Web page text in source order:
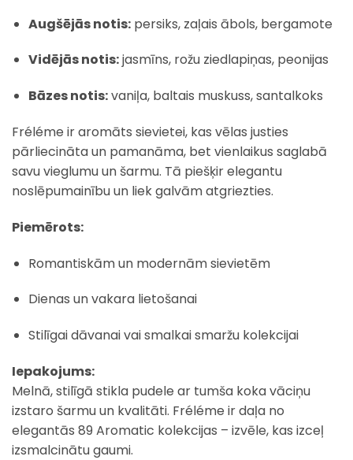
Augšējās notis:persiks, zaļais ābols, bergamote
Vidējās notis:jasmīns, rožu ziedlapiņas, peonijas
Bāzes notis:vaniļa, baltais muskuss, santalkoks
Fréléme ir aromāts sievietei, kas vēlas justies
pārliecināta un pamanāma, bet vienlaikus saglabā
savu vieglumu un šarmu. Tā piešķir elegantu
noslēpumainību un liek galvām atgriezties.
Piemērots:
Romantiskām un modernām sievietēm
Dienas un vakara lietošanai
Stilīgai dāvanai vai smalkai smaržu kolekcijai
Iepakojums:
Melnā, stilīgā stikla pudele ar tumša koka vāciņu
izstaro šarmu un kvalitāti. Fréléme ir daļa no
elegantās 89 Aromatic kolekcijas – izvēle, kas izceļ
izsmalcinātu gaumi.